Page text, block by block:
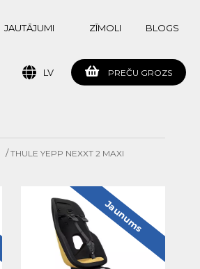
JAUTĀJUMI ZĪMOLI BLOGS
PREČU GROZS
LV
/THULE YEPP NEXXT 2 MAXI
Jaunums